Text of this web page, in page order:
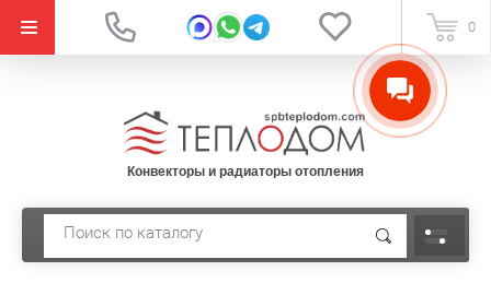
0
Конвекторы и радиаторы отопления